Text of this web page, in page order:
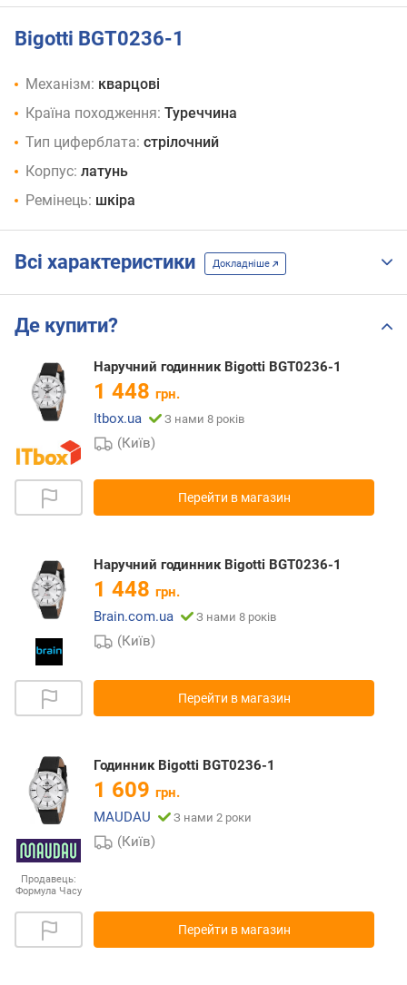
Bigotti BGT0236-1
Механізм: кварцові
Країна походження: Туреччина
Тип циферблата: стрілочний
Корпус: латунь
Ремінець: шкіра
Всі характеристики Докладніше
Де купити?
Наручний годинник Bigotti BGT0236-1
1 448 грн.
Itbox.ua
З нами 8 років
(Київ)
Перейти в магазин
Наручний годинник Bigotti BGT0236-1
1 448 грн.
Brain.com.ua
З нами 8 років
(Київ)
Перейти в магазин
Продавець:
Формула Часу
Годинник Bigotti BGT0236-1
1 609 грн.
MAUDAU
З нами 2 роки
(Київ)
Перейти в магазин